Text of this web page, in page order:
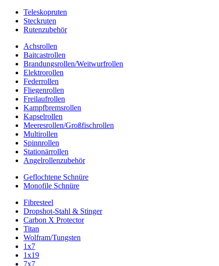
Teleskopruten
Steckruten
Rutenzubehör
Achsrollen
Baitcastrollen
Brandungsrollen/Weitwurfrollen
Elektrorollen
Federrollen
Fliegenrollen
Freilaufrollen
Kampfbremsrollen
Kapselrollen
Meeresrollen/Großfischrollen
Multirollen
Spinnrollen
Stationärrollen
Angelrollenzubehör
Geflochtene Schnüre
Monofile Schnüre
Fibresteel
Dropshot-Stahl & Stinger
Carbon X Protector
Titan
Wolfram/Tungsten
1x7
1x19
7x7